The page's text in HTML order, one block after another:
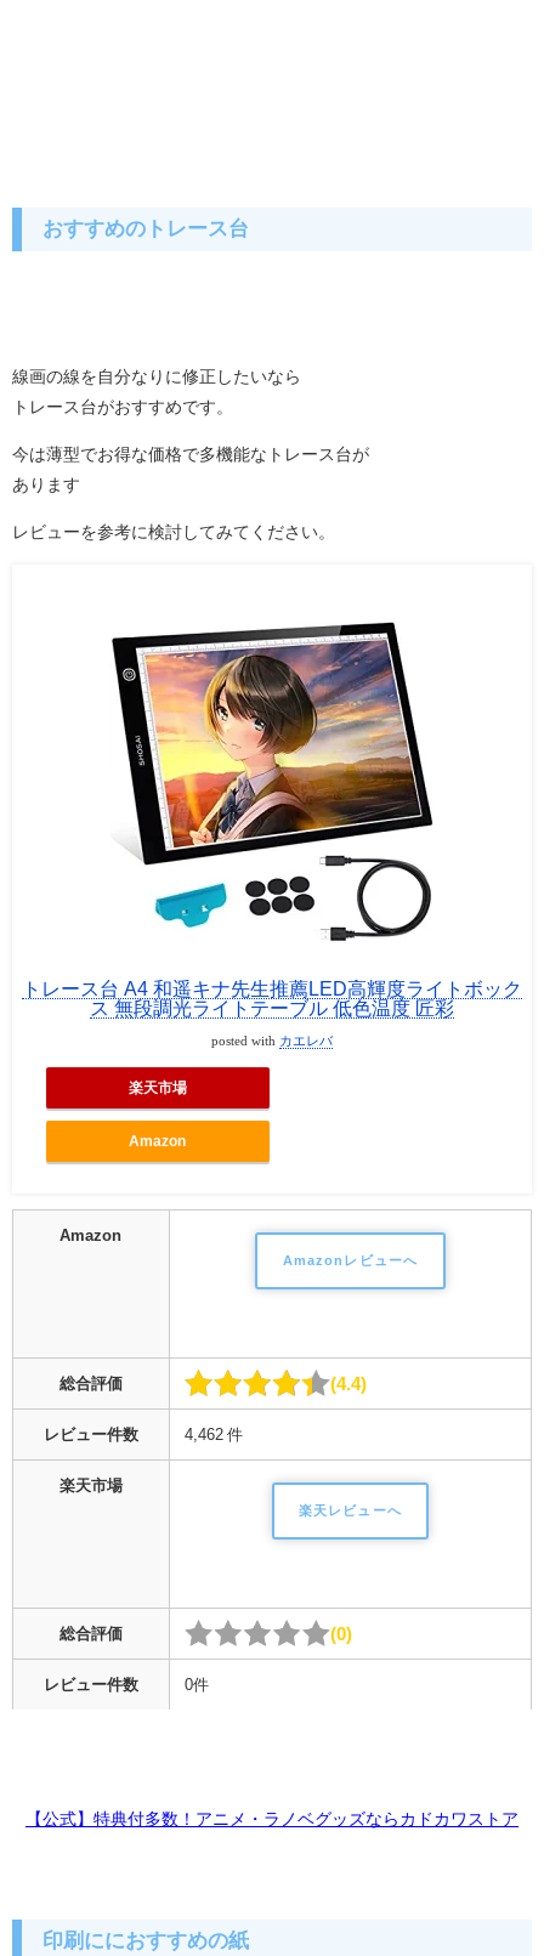
おすすめのトレース台
線画の線を自分なりに修正したいなら
トレース台がおすすめです。
今は薄型でお得な価格で多機能なトレース台が
あります
レビューを参考に検討してみてください。
トレース台 A4 和遥キナ先生推薦LED高輝度ライトボック
ス 無段調光ライトテーブル 低色温度 匠彩
posted with カエレバ
楽天市場
Amazon
Amazon
Amazonレビューへ
総合評価 4.4
レビュー件数 4,462 件
楽天市場
楽天レビューへ
総合評価 0
レビュー件数 0件
【公式】特典付多数！アニメ・ラノベグッズならカドカワストア
印刷ににおすすめの紙